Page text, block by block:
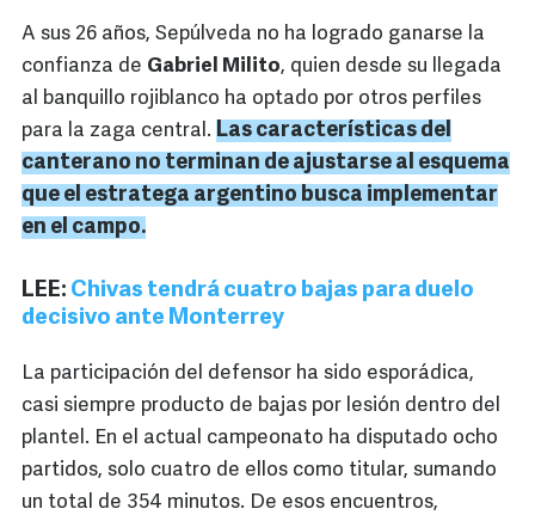
A sus 26 años, Sepúlveda no ha logrado ganarse la
confianza de Gabriel Milito, quien desde su llegada
al banquillo rojiblanco ha optado por otros perfiles
para la zaga central. Las características del
canterano no terminan de ajustarse al esquema
que el estratega argentino busca implementar
en el campo.
LEE: Chivas tendrá cuatro bajas para duelo
decisivo ante Monterrey
La participación del defensor ha sido esporádica,
casi siempre producto de bajas por lesión dentro del
plantel. En el actual campeonato ha disputado ocho
partidos, solo cuatro de ellos como titular, sumando
un total de 354 minutos. De esos encuentros,